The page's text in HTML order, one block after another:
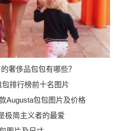
奢侈品包包有哪些？
排行榜前十名图片
Augusta包包图片及价格
极简主义者的最爱